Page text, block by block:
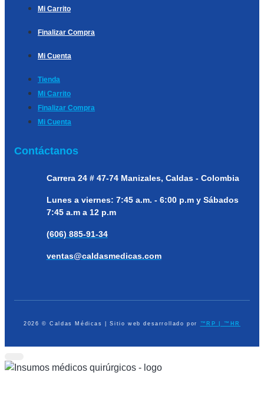
Mi Carrito
Finalizar Compra
Mi Cuenta
Tienda
Mi Carrito
Finalizar Compra
Mi Cuenta
Contáctanos
Carrera 24 # 47-74 Manizales, Caldas - Colombia
Lunes a viernes: 7:45 a.m. - 6:00 p.m y Sábados
7:45 a.m a 12 p.m
(606) 885-91-34
ventas@caldasmedicas.com
2026 © Caldas Médicas | Sitio web desarrollado por ™RP | ™HR